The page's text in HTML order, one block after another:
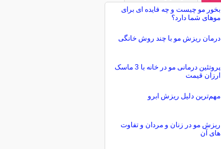
بخور مو چیست و چه فایده ای برای
موهای شما دارد؟
درمان ریزش مو با چند روش خانگی
پروتئین درمانی مو در خانه با 3 ماسک
ارزان قیمت
مهم‌ترين دليل ریزش ابرو
ریزش مو در زنان و مردان و تفاوت
های آن